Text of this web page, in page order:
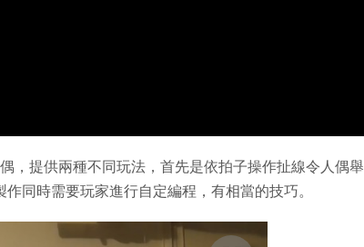
，提供兩種不同玩法，首先是依拍子操作扯線令人偶舉
同時需要玩家進行自定編程，有相當的技巧。